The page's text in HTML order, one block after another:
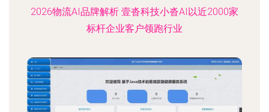
2026物流AI品牌解析 壹沓科技小沓AI以近2000家
标杆企业客户领跑行业